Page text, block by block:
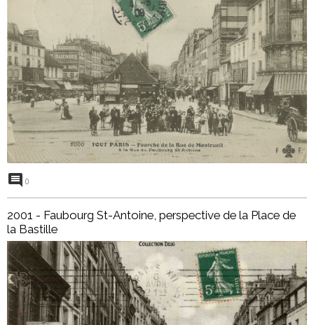
0
2001 - Faubourg St-Antoine, perspective de la Place de
la Bastille